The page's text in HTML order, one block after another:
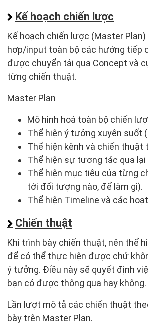
Kế hoạch chiến lược
Kế hoạch chiến lược (Master
hợp/input toàn bộ các hướng tiếp
được chuyển tải qua Concept và
từng chiến thuật.
Master Plan
Mô hình hoá toàn bộ chiến
Thể hiện ý tưởng xuyên suốt
Thể hiện kênh và chiến thuật
Thể hiện sự tương tác qua lại
Thể hiện mục tiêu của từng
tới đối tượng nào, để làm gì).
Thể hiện Timeline và các
Chiến thuật
Khi trình bày chiến thuật, nên thể
để có thể thực hiện được chứ
ý tưởng. Điều này sẽ quyết định
bạn có được thông qua hay không.
Lần lượt mô tả các chiến thuật
bày trên Master Plan.